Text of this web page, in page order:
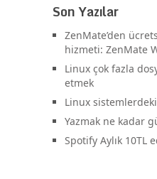
Son Yazılar
ZenMate’den
hizmeti: ZenMate
Linux çok fazla
etmek
Linux
Yazmak ne kadar
Spotify Aylık 10TL